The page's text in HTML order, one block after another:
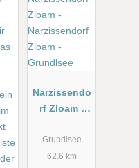
Narzissendo
rf Zloam -
Grundlsee
62.6 km